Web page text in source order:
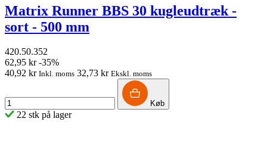
Matrix Runner BBS 30 kugleudtræk -
sort - 500 mm
420.50.352
62,95 kr -35%
40,92 kr Inkl. moms 32,73 kr Ekskl. moms
Køb
22 stk på lager